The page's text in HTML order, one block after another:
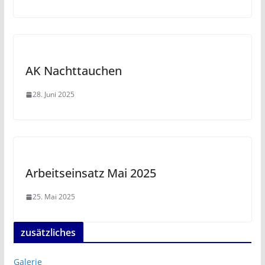
AK Nachttauchen
28. Juni 2025
Arbeitseinsatz Mai 2025
25. Mai 2025
zusätzliches
Galerie